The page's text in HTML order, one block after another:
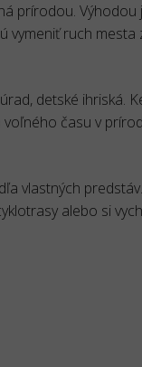
prírodou. Výhodou
vymeniť ruch mesta
detské ihriská.
voľného času v
vlastných
alebo si